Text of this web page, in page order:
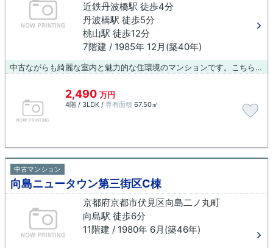
近鉄丹波橋駅 徒歩4分
丹波橋駅 徒歩5分
桃山駅 徒歩12分
7階建 / 1985年 12月(築40年)
中古ながらも綺麗な室内と魅力的な住環境のマンションです。こちらはエレベーター付き物件です。徒歩4分の場所に駅があります。おすすめポイントの多い物件です。
2,490 万円
4階 / 3LDK / 専有面積 67.50㎡
中古マンション
向島ニュータウン第三街区C棟
京都府京都市伏見区向島二ノ丸町
向島駅 徒歩6分
11階建 / 1980年 6月(築46年)